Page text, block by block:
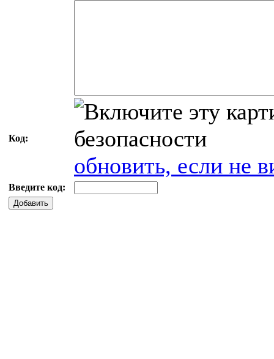
Код:
обновить, если не
Введите код:
Добавить